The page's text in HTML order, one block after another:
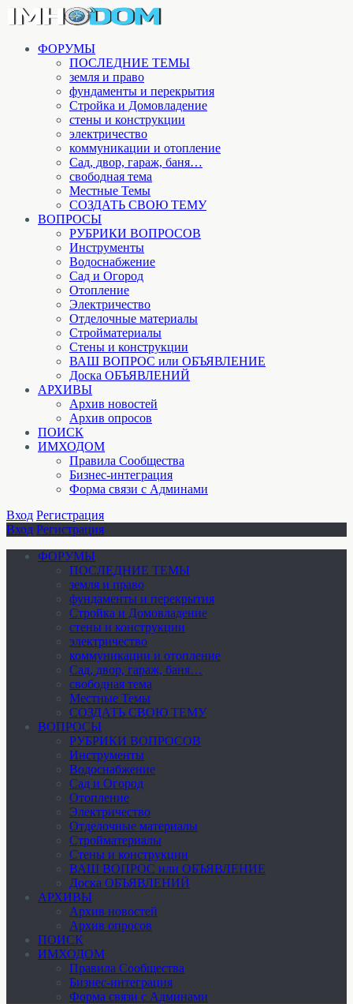
ФОРУМЫ
ПОСЛЕДНИЕ ТЕМЫ
земля и право
фундаменты и перекрытия
Стройка и Домовладение
стены и конструкции
электричество
коммуникации и отопление
Cад, двор, гараж, баня…
свободная тема
Местные Темы
СОЗДАТЬ СВОЮ ТЕМУ
ВОПРОСЫ
РУБРИКИ ВОПРОСОВ
Инструменты
Водоснабжение
Сад и Огород
Отопление
Электричество
Отделочные материалы
Стройматериалы
Стены и конструкции
ВАШ ВОПРОС или ОБЪЯВЛЕНИЕ
Доска ОБЪЯВЛЕНИЙ
АРХИВЫ
Архив новостей
Архив опросов
ПОИСК
ИМХОДОМ
Правила Сообщества
Бизнес-интеграция
Форма связи с Админами
Вход Регистрация
Вход Регистрация
ФОРУМЫ
ПОСЛЕДНИЕ ТЕМЫ
земля и право
фундаменты и перекрытия
Стройка и Домовладение
стены и конструкции
электричество
коммуникации и отопление
Cад, двор, гараж, баня…
свободная тема
Местные Темы
СОЗДАТЬ СВОЮ ТЕМУ
ВОПРОСЫ
РУБРИКИ ВОПРОСОВ
Инструменты
Водоснабжение
Сад и Огород
Отопление
Электричество
Отделочные материалы
Стройматериалы
Стены и конструкции
ВАШ ВОПРОС или ОБЪЯВЛЕНИЕ
Доска ОБЪЯВЛЕНИЙ
АРХИВЫ
Архив новостей
Архив опросов
ПОИСК
ИМХОДОМ
Правила Сообщества
Бизнес-интеграция
Форма связи с Админами